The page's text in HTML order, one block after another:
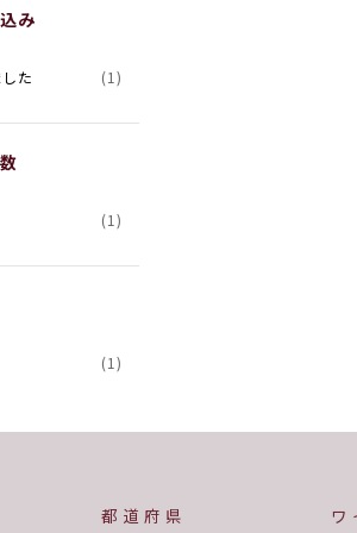
み
た (1)
(1)
(1)
都道府県 ワ